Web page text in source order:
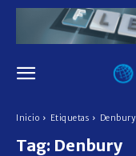
Inicio Etiquetas Denbury
Tag: Denbury